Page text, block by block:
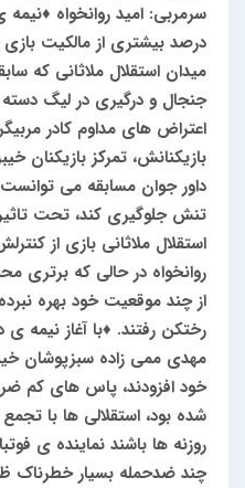
سرمربی: امید روانخواه ♦️نیمه
درصد بیشتری از مالکیت بازی
میدان استقلال ملاثانی که
جنجال و درگیری در لیگ دسته
اعتراض های مداوم کادر
بازیکنانش، تمرکز بازیکنان
داور جوان مسابقه می
تنش جلوگیری کند، تحت
استقلال ملاثانی بازی از
روانخواه در حالی که برتری
از چند موقعیت خود بهره
رختکن رفتند. ♦️با آغاز نیمه
مهدی ممی زاده سبزپوشان
خود افزودند، پاس های کم
شده بود، استقلالی ها با
روزنه ها باشند نماینده ی
چند ضدحمله بسیار خطرناک